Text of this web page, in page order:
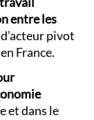
entre les
pivot
France.
et dans le